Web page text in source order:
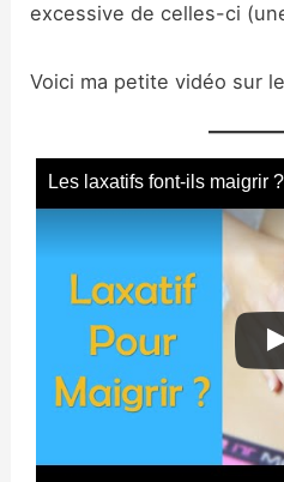
excessive de celles-ci
Voici ma petite vidéo sur
Les laxatifs font-ils maigrir ?